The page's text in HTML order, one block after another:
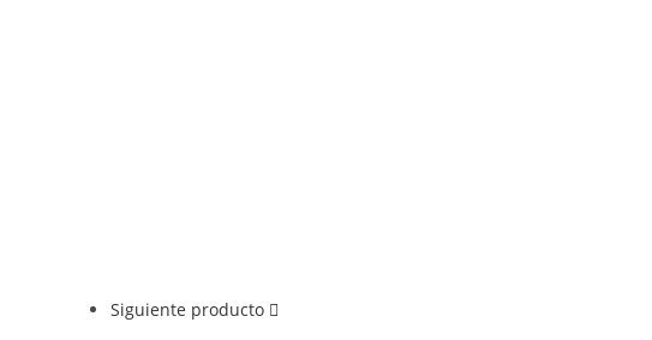
Siguiente producto